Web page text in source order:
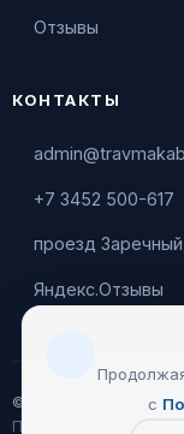
Отзывы
КОНТАКТЫ
+7 3452 500-617
проезд Заречный,
Яндекс.Отзывы
© 2026 Leontiev Clinic
Пользовательское
с